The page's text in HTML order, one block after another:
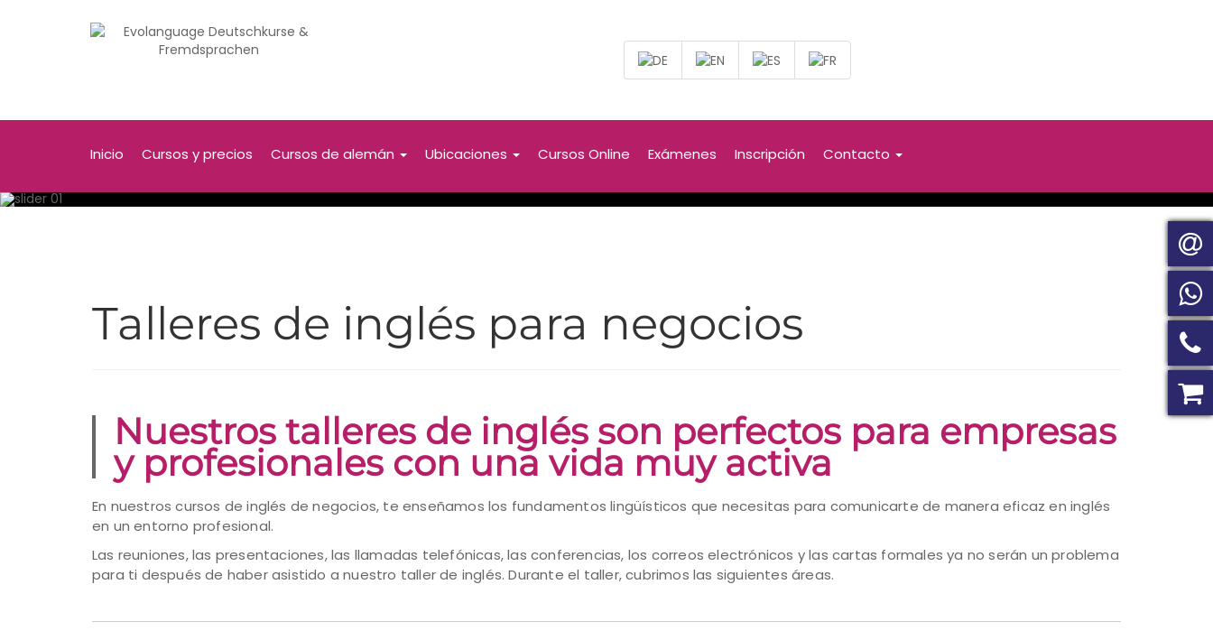
Inicio Cursos y precios Cursos de alemán Ubicaciones Cursos Online Exámenes Inscripción Contacto
Talleres de inglés para negocios
Nuestros talleres de inglés son perfectos para empresas
y profesionales con una vida muy activa
En nuestros cursos de inglés de negocios, te enseñamos los fundamentos lingüísticos que necesitas para comunicarte de manera eficaz en inglés
en un entorno profesional.
Las reuniones, las presentaciones, las llamadas telefónicas, las conferencias, los correos electrónicos y las cartas formales ya no serán un problema
para ti después de haber asistido a nuestro taller de inglés. Durante el taller, cubrimos las siguientes áreas.